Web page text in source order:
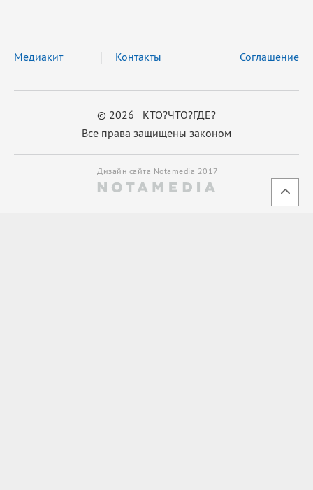
© 2026 КТО?ЧТО?ГДЕ?
Все права защищены законом
Медиакит Контакты Соглашение
Дизайн сайта Notamedia 2017